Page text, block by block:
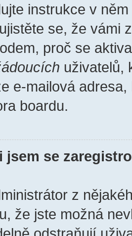
instrukce v
se, že vámi
proč se
uživatelů,
e-mailová
boardu.
jsem se
z
že jste možná